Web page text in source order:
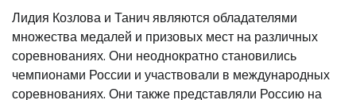
Лидия Козлова и Танич являются обладателями
множества медалей и призовых мест на различных
соревнованиях. Они неоднократно становились
чемпионами России и участвовали в международных
соревнованиях. Они также представляли Россию на